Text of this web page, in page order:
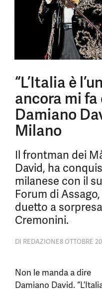
“L’Italia è
ancora mi fa
Damiano
Milano
Il frontman dei
David, ha
milanese con il
Forum di
duetto a
Cremonini.
DI REDAZIONE8 OTTOBRE
Non le manda a dire
Damiano David.